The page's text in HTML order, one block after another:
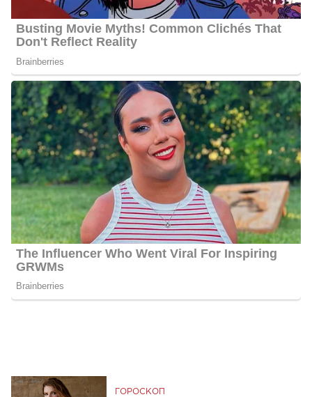
ГОРОСКОП